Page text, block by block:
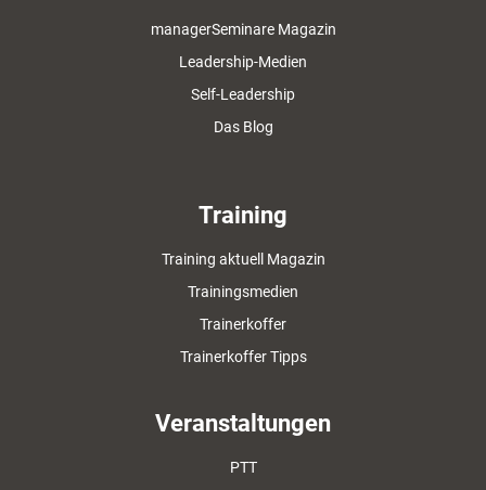
managerSeminare Magazin
Leadership-Medien
Self-Leadership
Das Blog
Training
Training aktuell Magazin
Trainingsmedien
Trainerkoffer
Trainerkoffer Tipps
Veranstaltungen
PTT